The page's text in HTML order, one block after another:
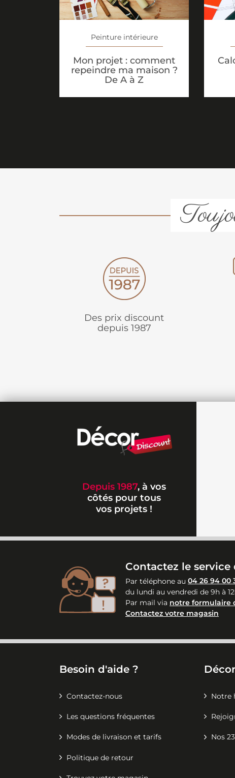
Peinture intérieure
Mon projet : comment
repeindre ma maison ?
De A à Z
Des prix discount
depuis 1987
Depuis 1987, à vos
côtés pour tous
vos projets !
Contactez le service
Par téléphone au 04 26 94 00
du lundi au vendredi de 9h à
Par mail via notre formulaire
Contactez votre magasin
Besoin d'aide ?
Contactez-nous
Les questions fréquentes
Modes de livraison et tarifs
Politique de retour
Notre
Nos